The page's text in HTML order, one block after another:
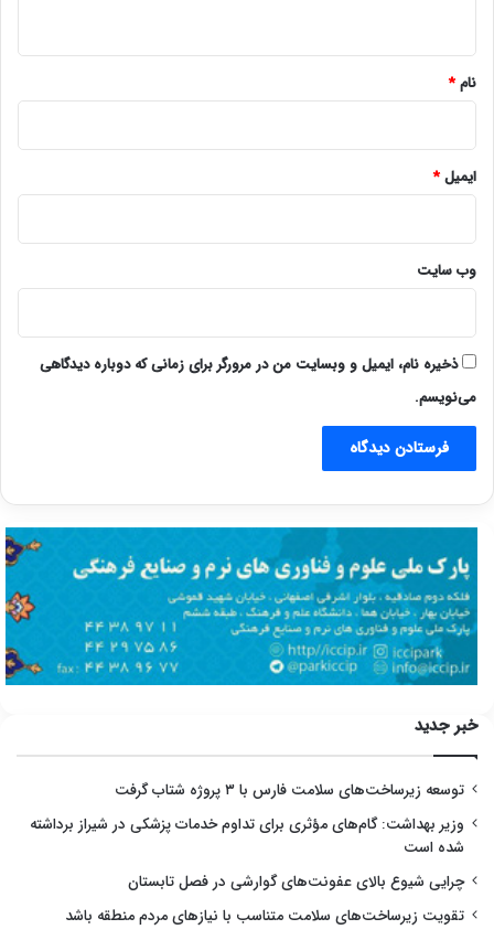
نام*
ایمیل*
وب‌ سایت
ذخیره نام، ایمیل و وبسایت من در مرورگر برای زمانی که دوباره دیدگاهی
می‌نویسم.
خبر جدید
توسعه زیرساخت‌های سلامت فارس با ۳ پروژه شتاب گرفت
وزیر بهداشت: گام‌های مؤثری برای تداوم خدمات پزشکی در شیراز برداشته
شده است
چرایی شیوع بالای عفونت‌های گوارشی در فصل تابستان
تقویت زیرساخت‌های سلامت متناسب با نیازهای مردم منطقه باشد